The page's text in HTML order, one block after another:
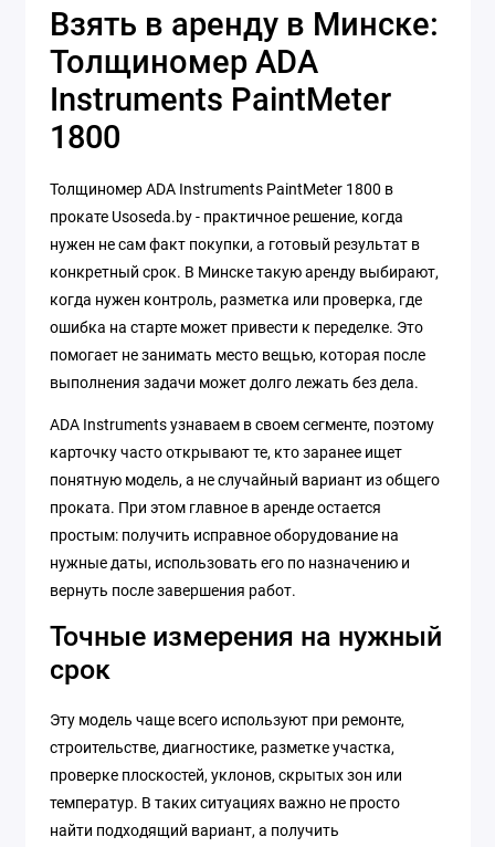
Взять в аренду в Минске:
Толщиномер ADA
Instruments PaintMeter
1800
Толщиномер ADA Instruments PaintMeter 1800 в
прокате Usoseda.by - практичное решение, когда
нужен не сам факт покупки, а готовый результат в
конкретный срок. В Минске такую аренду выбирают,
когда нужен контроль, разметка или проверка, где
ошибка на старте может привести к переделке. Это
помогает не занимать место вещью, которая после
выполнения задачи может долго лежать без дела.
ADA Instruments узнаваем в своем сегменте, поэтому
карточку часто открывают те, кто заранее ищет
понятную модель, а не случайный вариант из общего
проката. При этом главное в аренде остается
простым: получить исправное оборудование на
нужные даты, использовать его по назначению и
вернуть после завершения работ.
Точные измерения на нужный
срок
Эту модель чаще всего используют при ремонте,
строительстве, диагностике, разметке участка,
проверке плоскостей, уклонов, скрытых зон или
температур. В таких ситуациях важно не просто
найти подходящий вариант, а получить